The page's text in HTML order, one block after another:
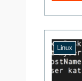
Linux